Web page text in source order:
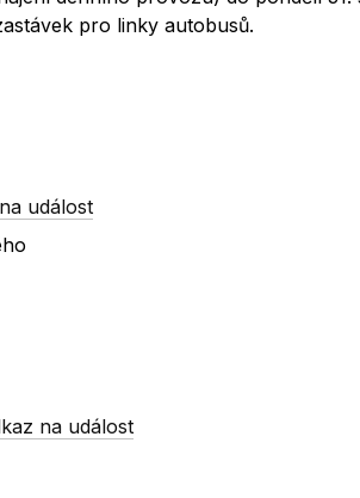
pro linky autobusů.
událost
na událost